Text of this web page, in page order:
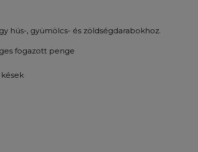
hús-, gyümölcs- és zöldségdarabokhoz.
fogazott penge